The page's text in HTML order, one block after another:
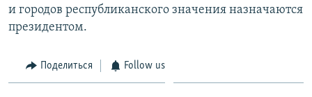
и городов республиканского значения назначаются
президентом.
Поделиться Follow us